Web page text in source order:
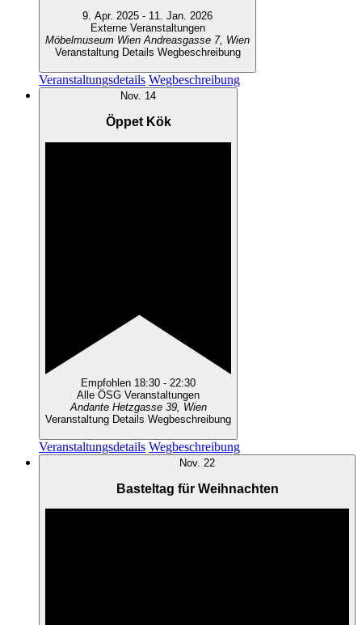
9. Apr. 2025 - 11. Jan. 2026
Externe Veranstaltungen
Möbelmuseum Wien
Andreasgasse 7, Wien
Veranstaltung Details Wegbeschreibung
Veranstaltungsdetails Wegbeschreibung
Nov. 14
Öppet Kök
Empfohlen 18:30 - 22:30
Alle ÖSG Veranstaltungen
Andante
Hetzgasse 39, Wien
Veranstaltung Details Wegbeschreibung
Veranstaltungsdetails Wegbeschreibung
Nov. 22
Basteltag für Weihnachten